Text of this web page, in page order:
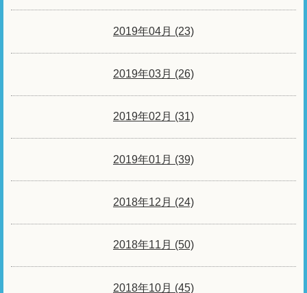
2019年04月 (23)
2019年03月 (26)
2019年02月 (31)
2019年01月 (39)
2018年12月 (24)
2018年11月 (50)
2018年10月 (45)